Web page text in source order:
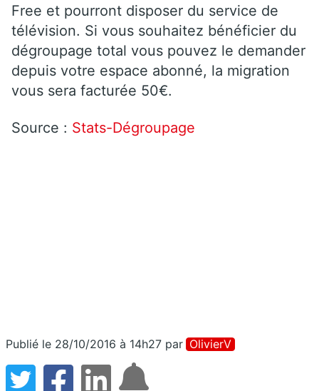
Free et pourront disposer du service de
télévision. Si vous souhaitez bénéficier du
dégroupage total vous pouvez le demander
depuis votre espace abonné, la migration
vous sera facturée 50€.
Source : Stats-Dégroupage
Publié le 28/10/2016 à 14h27 par OlivierV